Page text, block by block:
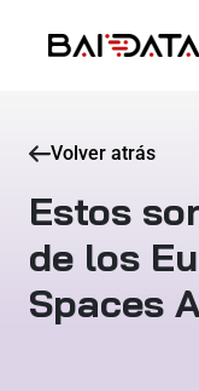
Volver atrás
Estos
de los
Spaces